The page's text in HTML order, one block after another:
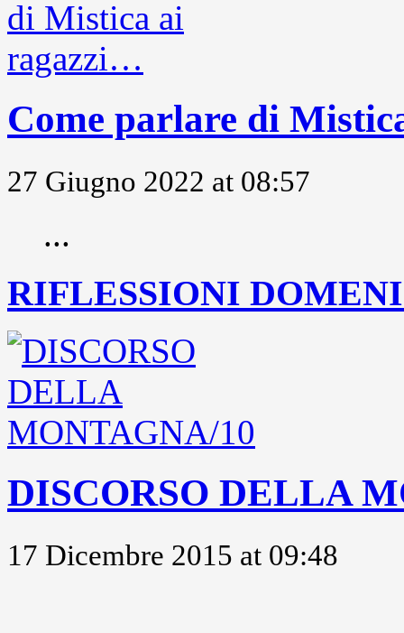
Come parlare di
27 Giugno 2022 at 08:57
...
RIFLESSIONI
DISCORSO DELLA
17 Dicembre 2015 at 09:48